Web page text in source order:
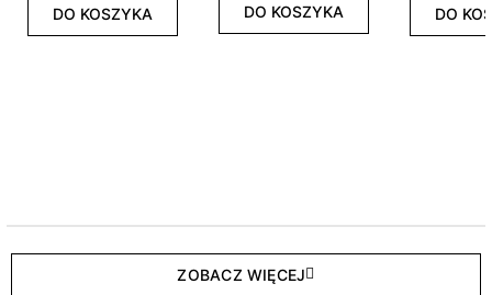
DO KOSZYKA DO KOSZYKA DO
ZOBACZ WIĘCEJ